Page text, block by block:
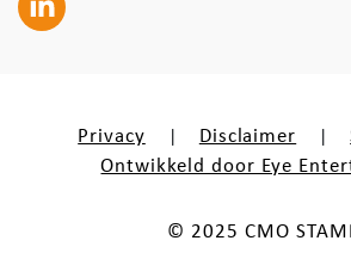
Privacy Disclaimer
Ontwikkeld door Eye
© 2025 CMO